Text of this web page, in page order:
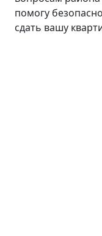
помогу
сдать вашу